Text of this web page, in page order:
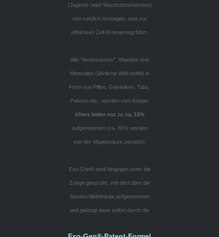
(Jugend- oder Wachstumshormon)
rein natülich ansteigen, was zur
effektiven Zell-Erneuerung führt.
Alle "Aminosäuren", Vitamine und
Mineralien (ähnliche Wirkstoffe) in
Form von Pillen, Getränken, Tabs,
Pulvern etc., werden vom Körper
öfters leider nur zu ca. 15%
aufgenommen (ca. 85% werden
von der Magensäure zerstört).
Exo-Gen® wird hingegen unter die
Zunge gesprüht, von dort über die
Mundschleimhäute aufgenommen
und gelangt dann sofort durch die